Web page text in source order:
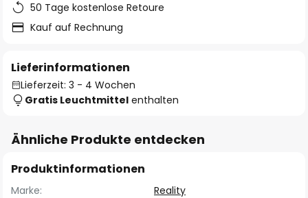
50 Tage kostenlose Retoure
Kauf auf Rechnung
Lieferinformationen
Lieferzeit: 3 - 4 Wochen
Gratis Leuchtmittel enthalten
Ähnliche Produkte entdecken
Produktinformationen
Marke:
Reality